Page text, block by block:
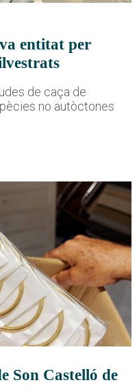
entitat per
de caça de
no autòctones
Son Castelló de